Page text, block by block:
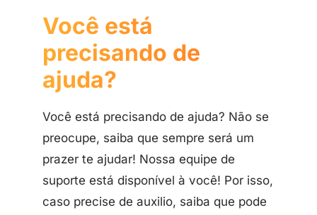
Você está
precisando de
ajuda?
Você está precisando de ajuda? Não se
preocupe, saiba que sempre será um
prazer te ajudar! Nossa equipe de
suporte está disponível à você! Por isso,
caso precise de auxilio, saiba que pode